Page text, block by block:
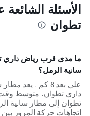
الأسئلة
تطوان
ما مدى قرب رياض داري
سانية الرمل؟
على بعد 8 كم ،
داري تطوان. متوسط وقت
اتجاهات حركة المرور